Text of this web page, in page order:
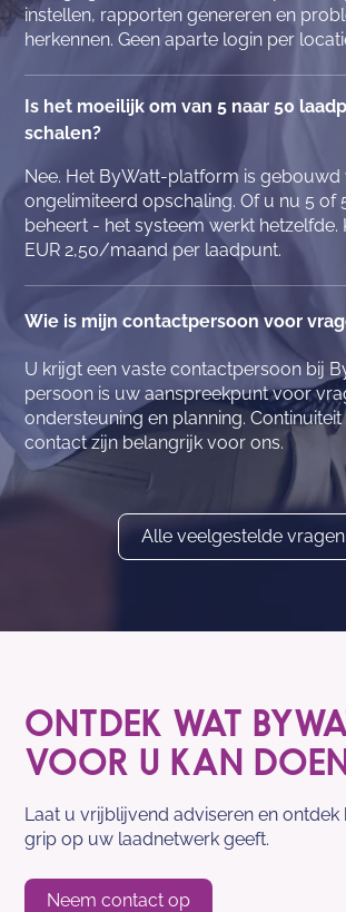
instellen, rapporten genereren en
herkennen. Geen aparte login per
Is het moeilijk om van 5 naar 50
schalen?
Nee. Het ByWatt-platform is gebouwd
ongelimiteerd opschaling. Of u nu 5 of
beheert - het systeem werkt hetzelfde.
EUR 2,50/maand per laadpunt.
Wie is mijn contactpersoon voor
U krijgt een vaste contactpersoon bij
persoon is uw aanspreekpunt voor
ondersteuning en planning.
contact zijn belangrijk voor ons.
Alle veelgestelde vragen
ONTDEK WAT
VOOR U KAN
Laat u vrijblijvend adviseren en ontdek
grip op uw laadnetwerk geeft.
Neem contact op